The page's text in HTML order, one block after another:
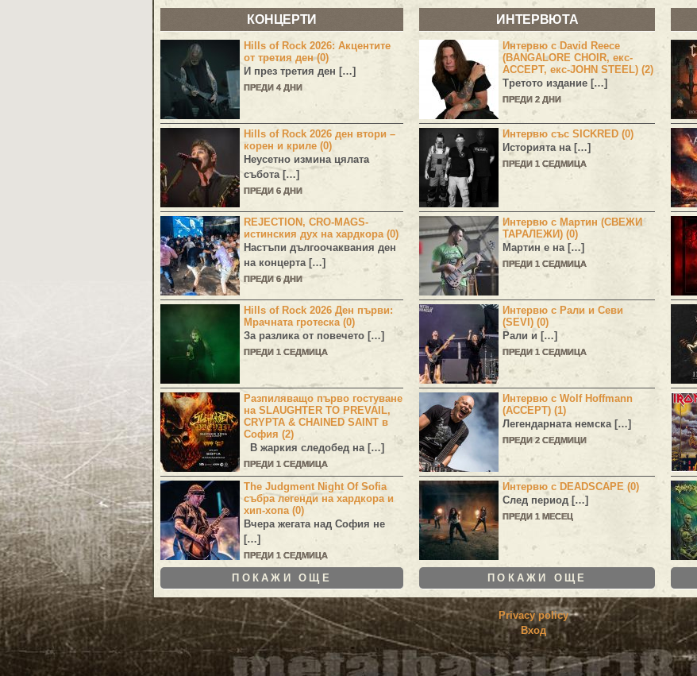
КОНЦЕРТИ
Hills of Rock 2026: Акцентите
от третия ден (0)
И през третия ден […]
ПРЕДИ 4 ДНИ
Hills of Rock 2026 ден втори –
корен и криле (0)
Неусетно измина цялата
събота […]
ПРЕДИ 6 ДНИ
REJECTION, CRO-MAGS-
истинския дух на хардкора (0)
Настъпи дългоочаквания ден
на концерта […]
ПРЕДИ 6 ДНИ
Hills of Rock 2026 Ден първи:
Мрачната гротеска (0)
За разлика от повечето […]
ПРЕДИ 1 СЕДМИЦА
Разпиляващо първо гостуване
на SLAUGHTER TO PREVAIL,
CRYPTA & CHAINED SAINT в
София (2)
В жаркия следобед на […]
ПРЕДИ 1 СЕДМИЦА
The Judgment Night Of Sofia
събра легенди на хардкора и
хип-хопа (0)
Вчера жегата над София не
[…]
ПРЕДИ 1 СЕДМИЦА
ПОКАЖИ ОЩЕ
ИНТЕРВЮТА
Интервю с David Reece
(BANGALORE CHOIR, екс-
ACCEPT, екс-JOHN STEEL) (2)
Третото издание […]
ПРЕДИ 2 ДНИ
Интервю със SICKRED (0)
Историята на […]
ПРЕДИ 1 СЕДМИЦА
Интервю с Мартин (СВЕЖИ
ТАРАЛЕЖИ) (0)
Мартин е на […]
ПРЕДИ 1 СЕДМИЦА
Интервю с Рали и Севи
(SEVI) (0)
Рали и […]
ПРЕДИ 1 СЕДМИЦА
Интервю с Wolf Hoffmann
(ACCEPT) (1)
Легендарната немска […]
ПРЕДИ 2 СЕДМИЦИ
Интервю с DEADSCAPE (0)
След период […]
ПРЕДИ 1 МЕСЕЦ
ПОКАЖИ ОЩЕ
Privacy policy
Вход